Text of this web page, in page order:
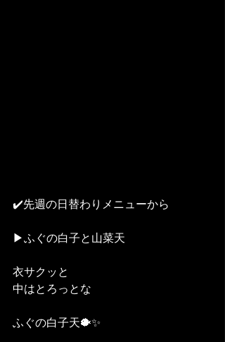
✔️先週の日替わりメニューから
▶︎ふぐの白子と山菜天
衣サクッと
中はとろっとな
ふぐの白子天🐡✨